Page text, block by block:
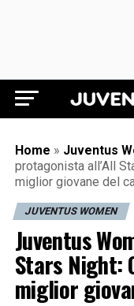
Home » Juventus
protagonista all’All
miglior giovane del
JUVENTUS WOMEN
Juventus
Stars Night:
miglior